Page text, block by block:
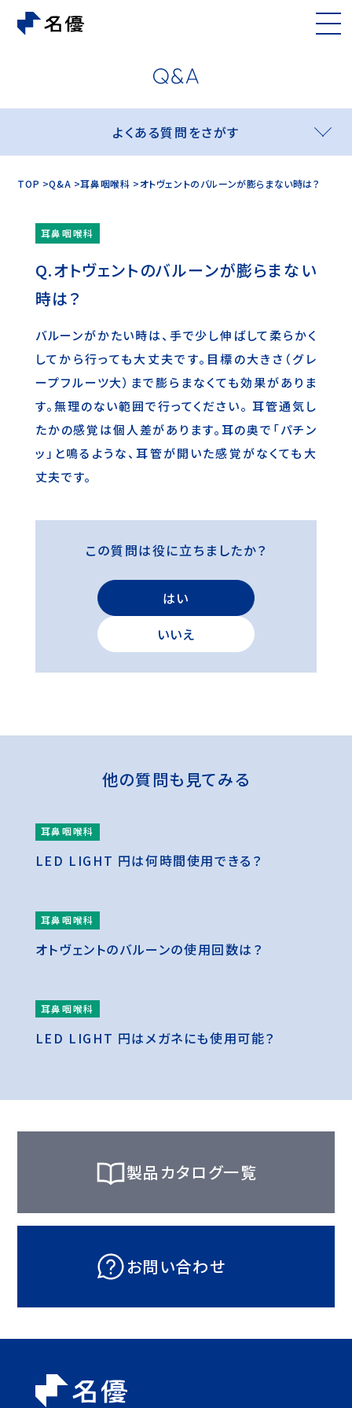
よくある質問をさがす
TOP Q&A 耳鼻咽喉科 オトヴェントのバルーンが膨らまない時は？
耳鼻咽喉科
オトヴェントのバルーンが膨らまない
時は？
バルーンがかたい時は、手で少し伸ばして柔らかく
してから行っても大丈夫です。目標の大きさ（グレ
ープフルーツ大）まで膨らまなくても効果がありま
す。無理のない範囲で行ってください。 耳管通気し
たかの感覚は個人差があります。耳の奥で「パチン
ッ」と鳴るような、耳管が開いた感覚がなくても大
丈夫です。
この質問は役に立ちましたか？
はい
いいえ
他の質問も見てみる
耳鼻咽喉科
LED LIGHT 円は何時間使用できる？
耳鼻咽喉科
オトヴェントのバルーンの使用回数は？
耳鼻咽喉科
LED LIGHT 円はメガネにも使用可能？
製品カタログ一覧
お問い合わせ